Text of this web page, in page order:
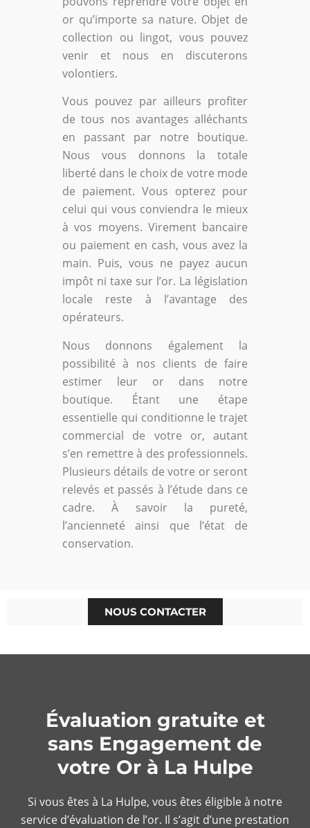
or qu’importe sa nature. Objet de
collection ou lingot, vous pouvez
venir et nous en discuterons
volontiers.
Vous pouvez par ailleurs profiter
de tous nos avantages alléchants
en passant par notre boutique.
Nous vous donnons la totale
liberté dans le choix de votre mode
de paiement. Vous opterez pour
celui qui vous conviendra le mieux
à vos moyens. Virement bancaire
ou paiement en cash, vous avez la
main. Puis, vous ne payez aucun
impôt ni taxe sur l’or. La législation
locale reste à l’avantage des
opérateurs.
Nous donnons également la
possibilité à nos clients de faire
estimer leur or dans notre
boutique. Étant une étape
essentielle qui conditionne le trajet
commercial de votre or, autant
s’en remettre à des professionnels.
Plusieurs détails de votre or seront
relevés et passés à l’étude dans ce
cadre. À savoir la pureté,
l’ancienneté ainsi que l’état de
conservation.
NOUS CONTACTER
Évaluation gratuite et
sans Engagement de
votre Or à La Hulpe
Si vous êtes à La Hulpe, vous êtes éligible à notre
service d’évaluation de l’or. Il s’agit d’une prestation